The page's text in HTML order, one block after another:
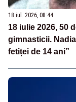
18 iul. 2026, 08:44
18 iulie 2026, 50
gimnasticii.
fetiței de 14 ani”